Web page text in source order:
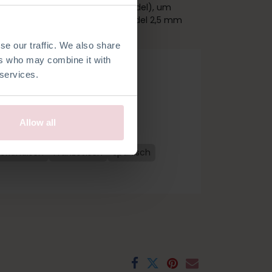
our traffic. We also share
who may combine it with
Allow all
Kurzwaren (außer der Häkelnadel), um
und wird mit einer Häkelnadel 2,5 mm
Französisch
Spanisch